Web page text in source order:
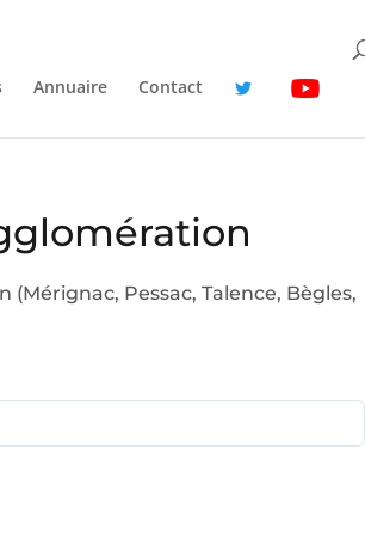
Annuaire Contact
Pessac, Talence, Bègles,